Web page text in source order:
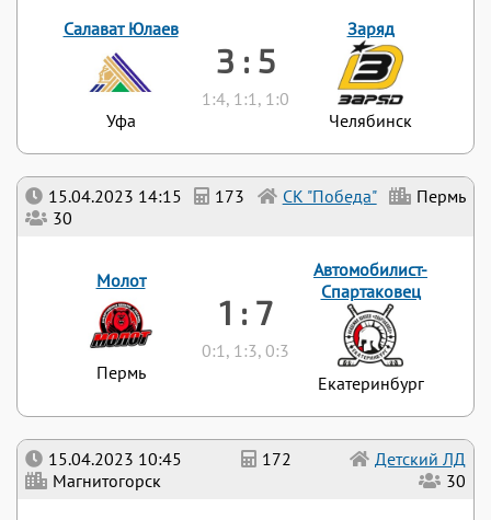
15.04.2023 10:45 172
Детский ЛД
Магнитогорск
30
15.04.2023 14:15 173 СК "Победа"
Пермь
30
Молот
Пермь
1 : 7
0:1, 1:3, 0:3
Автомобилист-
Спартаковец
Екатеринбург
Салават Юлаев
Уфа
3 : 5
1:4, 1:1, 1:0
Заряд
Челябинск